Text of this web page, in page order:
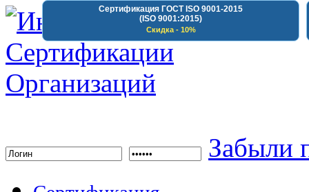
Сертификация ГОСТ ISO 9001-2015
(ISO 9001:2015)
Скидка - 10%
Забыли